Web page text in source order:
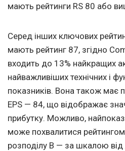
мають рейтинги RS 80 або
Серед інших ключових
мають рейтинг 87, згідно
входить до 13% найкращих
найважливіших технічних і
показників. Вона також має
EPS — 84, що відображає
прибутку. Можливо,
може похвалитися
розподілу B — за шкалою від